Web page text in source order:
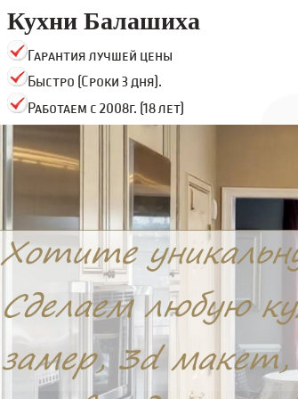
Кухни Балашиха
Гарантия лучшей цены
Быстро (Сроки 3 дня).
Работаем с 2008г. (18 лет)